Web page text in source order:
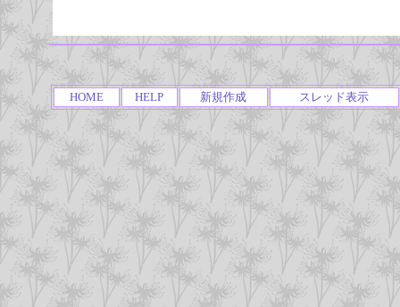
HOME HELP 新規作成 スレッド表示